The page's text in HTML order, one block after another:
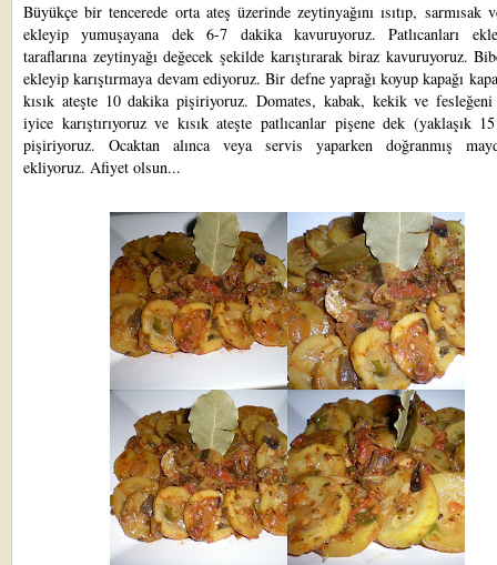
Büyükçe bir tencerede orta ateş üzerinde zeytinyağını ısıtıp, sarmısak
ekleyip yumuşayana dek 6-7 dakika kavuruyoruz. Patlıcanları
taraflarına zeytinyağı değecek şekilde karıştırarak biraz kavuruyoruz.
ekleyip karıştırmaya devam ediyoruz. Bir defne yaprağı koyup kapağı
kısık ateşte 10 dakika pişiriyoruz. Domates, kabak, kekik ve
iyice karıştırıyoruz ve kısık ateşte patlıcanlar pişene dek (yaklaşık
pişiriyoruz. Ocaktan alınca veya servis yaparken doğranmış
ekliyoruz. Afiyet olsun...